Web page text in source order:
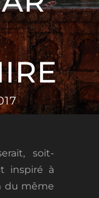
soit-
inspiré à
du même